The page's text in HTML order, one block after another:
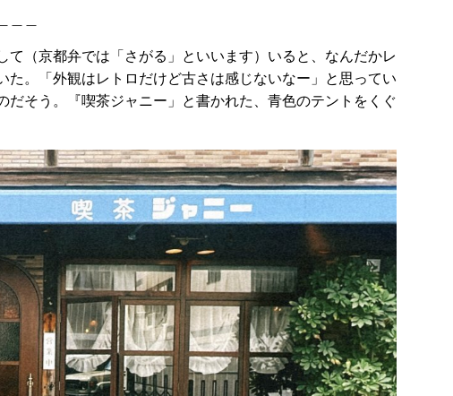
＿＿
（京都弁では「さがる」といいます）いると、なんだかレ
た。「外観はレトロだけど古さは感じないなー」と思ってい
だそう。『喫茶ジャニー」と書かれた、青色のテントをくぐ